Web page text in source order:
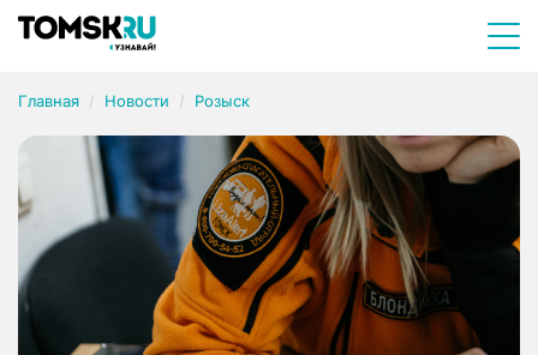
Главная Новости Розыск